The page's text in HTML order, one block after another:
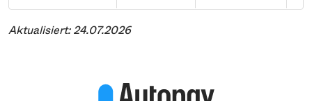
Aktualisiert: 24.07.2026